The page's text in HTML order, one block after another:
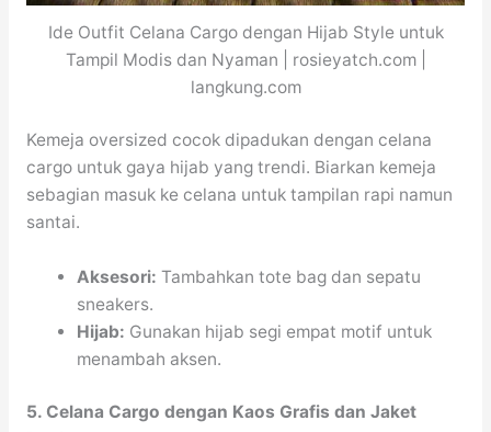
Ide Outfit Celana Cargo dengan Hijab Style untuk
Tampil Modis dan Nyaman | rosieyatch.com |
langkung.com
Kemeja oversized cocok dipadukan dengan celana
cargo untuk gaya hijab yang trendi. Biarkan kemeja
sebagian masuk ke celana untuk tampilan rapi namun
santai.
Aksesori: Tambahkan tote bag dan sepatu
sneakers.
Hijab: Gunakan hijab segi empat motif untuk
menambah aksen.
5. Celana Cargo dengan Kaos Grafis dan Jaket